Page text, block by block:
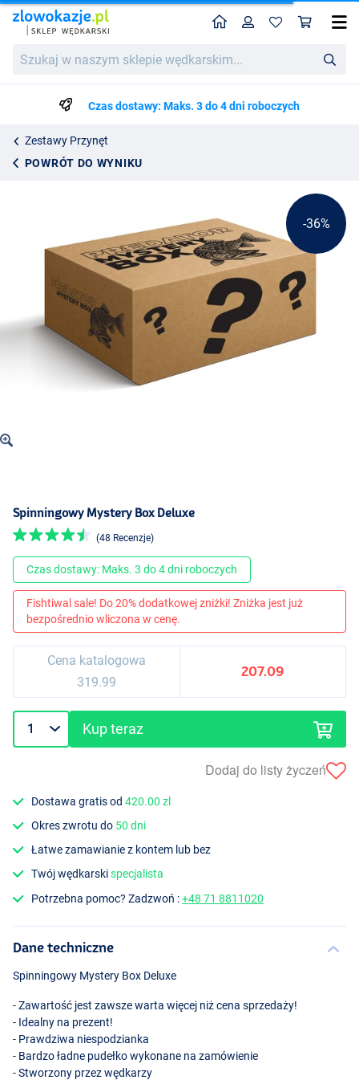
w
wędkarskim...
HomeProfil
Czas dostawy: Maks. 3 do 4 dni roboczych
Zestawy Przynęt
POWRÓT DO WYNIKU
Spinningowy Mystery Box Deluxe
319.99
207.09
-36%
Spinningowy Mystery Box Deluxe
(48 Recenzje)
Czas dostawy: Maks. 3 do 4 dni roboczych
Fishtiwal sale! Do 20% dodatkowej zniżki! Zniżka jest już
bezpośrednio wliczona w cenę.
Cena katalogowa
319.99
207.09
Kup teraz
Dodaj do listy życzeń
Dostawa gratis od420.00 zl
Okres zwrotu do 50 dni
Łatwe zamawianie z kontem lub bez
Twój wędkarskispecjalista
Potrzebna pomoc? Zadzwoń :+48 71 8811020
Dane techniczne
Spinningowy Mystery Box Deluxe
- Zawartość jest zawsze warta więcej niż cena sprzedaży!
- Idealny na prezent!
- Prawdziwa niespodzianka
- Bardzo ładne pudełko wykonane na zamówienie
- Stworzony przez wędkarzy